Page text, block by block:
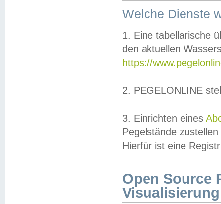
Welche Dienste
1. Eine tabellarische
den aktuellen
https://
2. PEGELONLINE
3. Einrichten eines
Pegelstände
Hierfür ist eine
Open Source
Visualisierung